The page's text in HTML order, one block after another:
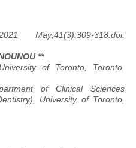
May;41(3):309-318.doi:
**
of Toronto, Toronto,
of Clinical Sciences
University of Toronto,